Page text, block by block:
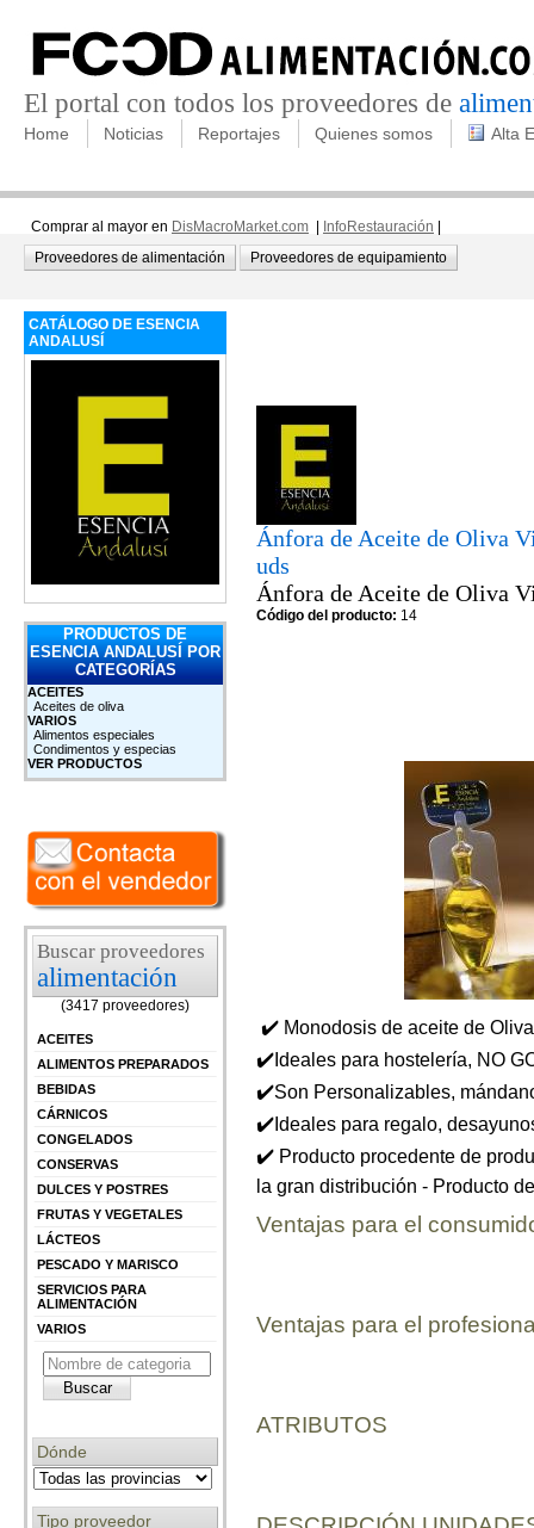
El portal con todos los proveedores de
Home Noticias Reportajes Quienes somos Alta
Comprar al mayor en DisMacroMarket.com InfoRestauración
Proveedores de alimentación
Proveedores de equipamiento
CATÁLOGO DE ESENCIA
ANDALUSÍ
PRODUCTOS DE
ESENCIA ANDALUSÍ POR
CATEGORÍAS
ACEITES
Aceites de oliva
VARIOS
Alimentos especiales
Condimentos y especias
VER PRODUCTOS
Buscar proveedores
alimentación
(3417 proveedores)
ACEITES
ALIMENTOS PREPARADOS
BEBIDAS
CÁRNICOS
CONGELADOS
CONSERVAS
DULCES Y POSTRES
FRUTAS Y VEGETALES
LÁCTEOS
PESCADO Y MARISCO
SERVICIOS PARA
ALIMENTACIÓN
VARIOS
Dónde
Tipo proveedor
Ánfora de Aceite de Oliva
uds
Ánfora de Aceite de Oliva
Código del producto: 14
✔️ Monodosis de aceite de
✔️Ideales para hostelería, NO
✔️Son Personalizables,
✔️Ideales para regalo,
✔️ Producto procedente de
la gran distribución - Producto
Ventajas para el
Ventajas para el
ATRIBUTOS